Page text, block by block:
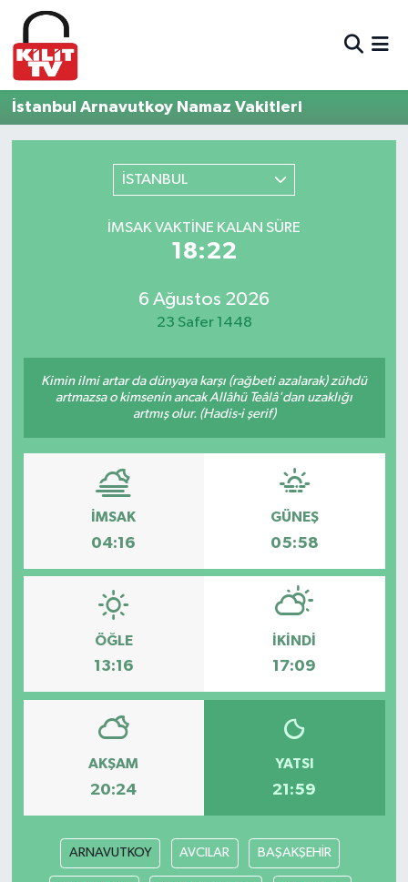
İstanbul Arnavutkoy Namaz Vakitleri
İSTANBUL
İMSAK VAKTINE KALAN SÜRE
18:22
6 Ağustos 2026
23 Safer 1448
Kimin ilmi artar da dünyaya karşı (rağbeti azalarak) zühdü
artmazsa o kimsenin ancak Allâhü Teâlâ'dan uzaklığı
artmış olur. (Hadis-i şerif)
İMSAK
04:16
GÜNEŞ
05:58
ÖĞLE
13:16
İKINDI
17:09
AKŞAM
20:24
YATSI
21:59
ARNAVUTKOY AVCILAR BAŞAKŞEHİR
Hava Durumu
Trafik Durumu
Süper Lig Puan Durumu ve Fikstür
Son Dakika Haberleri